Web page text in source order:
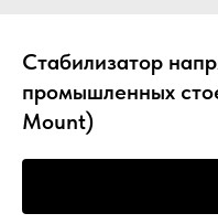
Стабилизатор
промышленных
Mount)